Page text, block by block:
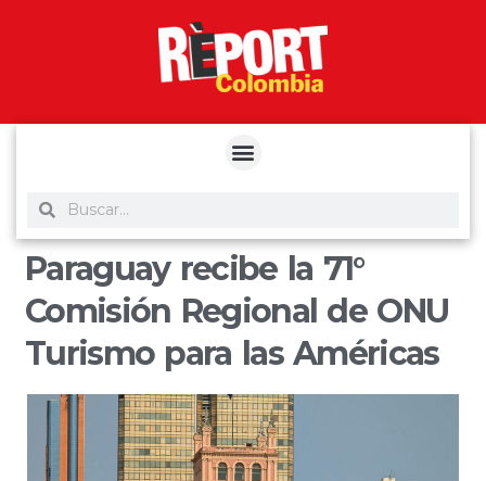
Paraguay recibe la 71°
Comisión Regional de ONU
Turismo para las Américas